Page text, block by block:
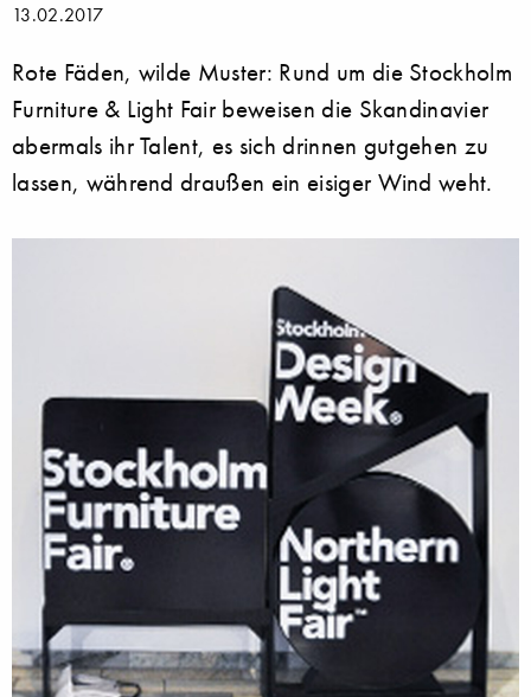
13.02.2017
Rote Fäden, wilde Muster: Rund um die Stockholm
Furniture & Light Fair beweisen die Skandinavier
abermals ihr Talent, es sich drinnen gutgehen zu
lassen, während draußen ein eisiger Wind weht.